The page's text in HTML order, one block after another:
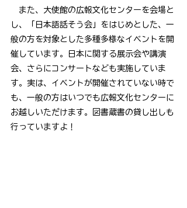
また、大使館の広報文化センターを会場と
し、「日本語話そう会」をはじめとした、一
般の方を対象とした多種多様なイベントを開
催しています。日本に関する展示会や講演
会、さらにコンサートなども実施していま
す。実は、イベントが開催されていない時で
も、一般の方はいつでも広報文化センターに
お越しいただけます。図書蔵書の貸し出しも
行っていますよ！